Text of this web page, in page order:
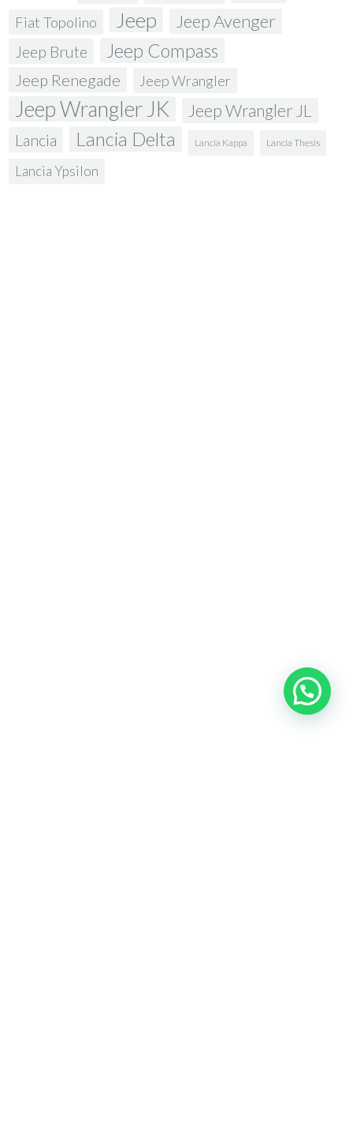
Fiat Topolino Jeep Jeep Avenger
Jeep Brute Jeep Compass
Jeep Renegade Jeep Wrangler
Jeep Wrangler JK Jeep Wrangler JL
Lancia Lancia Delta Lancia Kappa Lancia Thesis
Lancia Ypsilon